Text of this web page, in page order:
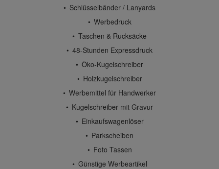
Schlüsselbänder / Lanyards
Werbedruck
Taschen & Rucksäcke
48-Stunden Expressdruck
Öko-Kugelschreiber
Holzkugelschreiber
Werbemittel für Handwerker
Kugelschreiber mit Gravur
Einkaufswagenlöser
Parkscheiben
Foto Tassen
Günstige Werbeartikel